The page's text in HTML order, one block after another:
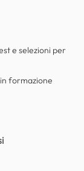
e selezioni per
formazione